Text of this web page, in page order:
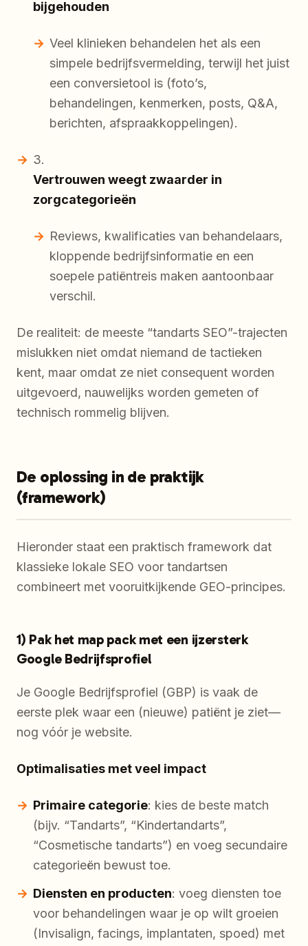
bijgehouden
Veel klinieken behandelen het als een
simpele bedrijfsvermelding, terwijl het juist
een conversietool is (foto’s,
behandelingen, kenmerken, posts, Q&A,
berichten, afspraakkoppelingen).
Vertrouwen weegt zwaarder in
zorgcategorieën
Reviews, kwalificaties van behandelaars,
kloppende bedrijfsinformatie en een
soepele patiëntreis maken aantoonbaar
verschil.
De realiteit: de meeste “tandarts SEO”-trajecten
mislukken niet omdat niemand de tactieken
kent, maar omdat ze niet consequent worden
uitgevoerd, nauwelijks worden gemeten of
technisch rommelig blijven.
De oplossing in de praktijk
(framework)
Hieronder staat een praktisch framework dat
klassieke lokale SEO voor tandartsen
combineert met vooruitkijkende GEO-principes.
1) Pak het map pack met een ijzersterk
Google Bedrijfsprofiel
Je Google Bedrijfsprofiel (GBP) is vaak de
eerste plek waar een (nieuwe) patiënt je ziet—
nog vóór je website.
Optimalisaties met veel impact
Primaire categorie: kies de beste match
(bijv. “Tandarts”, “Kindertandarts”,
“Cosmetische tandarts”) en voeg secundaire
categorieën bewust toe.
Diensten en producten: voeg diensten toe
voor behandelingen waar je op wilt groeien
(Invisalign, facings, implantaten, spoed) met